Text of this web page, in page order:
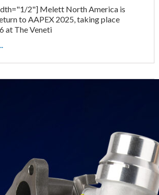
2"] Melett North America is
to AAPEX 2025, taking place
at The Veneti